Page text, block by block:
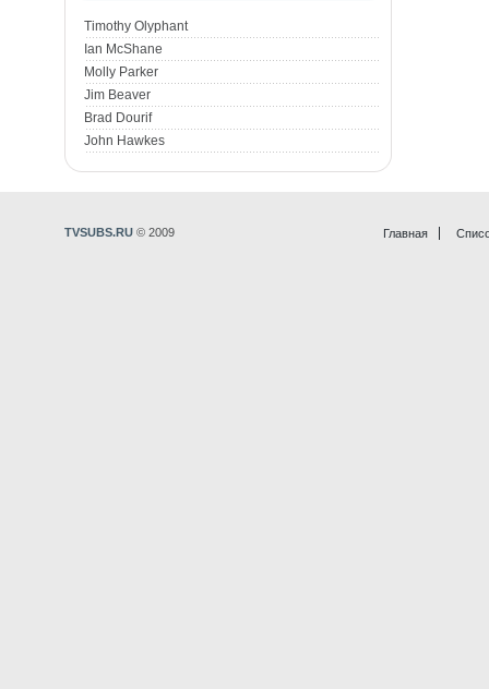
Timothy Olyphant
Ian McShane
Molly Parker
Jim Beaver
Brad Dourif
John Hawkes
Главная
TVSUBS.RU © 2009